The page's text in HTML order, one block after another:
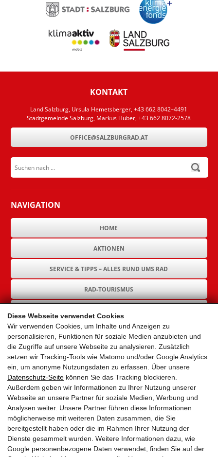
Diese Webseite verwendet Cookies
Wir verwenden Cookies, um Inhalte und Anzeigen zu
personalisieren, Funktionen für soziale Medien anzubieten und
die Zugriffe auf unsere Webseite zu analysieren. Zusätzlich
setzen wir Tracking-Tools wie Matomo und/oder Google Analytics
ein, um anonyme Nutzungsdaten zu erfassen. Über unsere
Datenschutz-Seite können Sie das Tracking blockieren.
Außerdem geben wir Informationen zu Ihrer Nutzung unserer
Webseite an unsere Partner für soziale Medien, Werbung und
Analysen weiter. Unsere Partner führen diese Informationen
möglicherweise mit weiteren Daten zusammen, die Sie
bereitgestellt haben oder die im Rahmen Ihrer Nutzung der
Dienste gesammelt wurden. Weitere Informationen dazu, wie
Google personenbezogene Daten verwendet, finden Sie auf der
KONTAKT
Land Salzburg, Ursula Hemetsberger, +43 662 8042–4491
Stadtgemeinde Salzburg, Markus Huber, +43 662 8072-2578
OFFICE@SALZBURGRAD.AT
Suchen nach ...
submit
NAVIGATION
HOME
AKTIONEN
SERVICE & TIPPS – ALLES RUND UMS RAD
RAD-TOURISMUS
GEMEINDEN
AKTUELLES
PARTNER
LINKS
SITEMAP
IMPRESSUM & DATENSCHUTZ